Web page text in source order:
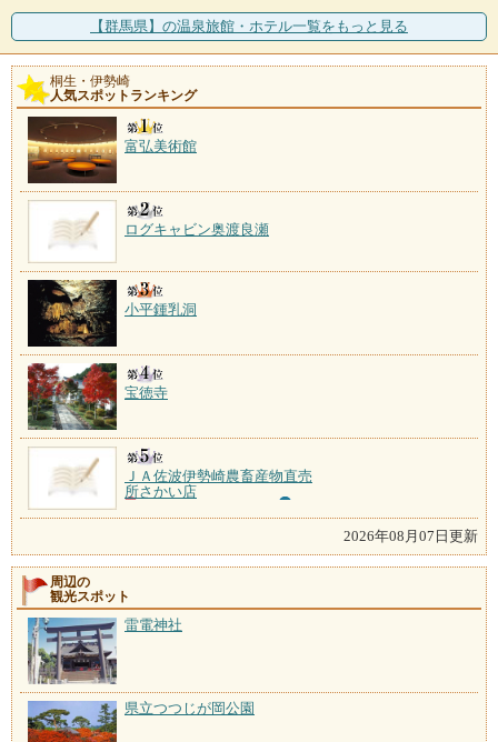
【群馬県】の温泉旅館・ホテル一覧をもっと見る
桐生・伊勢崎
人気スポットランキング
富弘美術館
ログキャビン奥渡良瀬
小平鍾乳洞
宝徳寺
ＪＡ佐波伊勢崎農畜産物直売
所さかい店
2026年08月07日更新
周辺の
観光スポット
雷電神社
県立つつじが岡公園